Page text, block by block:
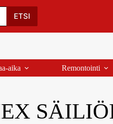
Yhteystiedot
ETSI
aika Remontointi